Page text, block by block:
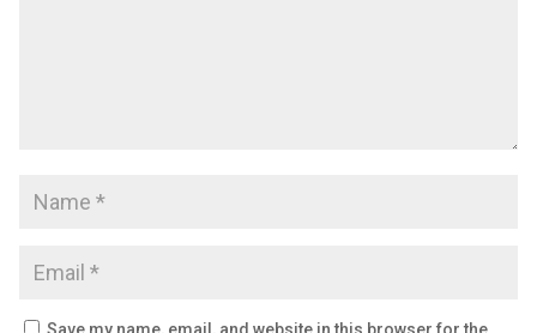
Save my name, email, and website in this browser for the